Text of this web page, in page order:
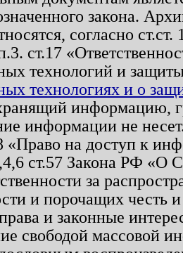
закона.
согласно
ст.17
технологий и
технологиях и о
информацию,
информации не
«Право на доступ к
ст.57 Закона РФ «О
за
и порочащих честь
и законные
свободой массовой